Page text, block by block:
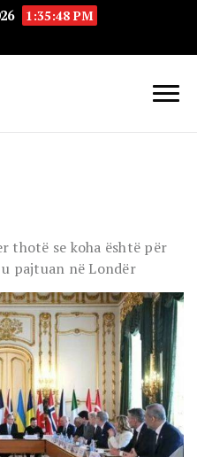
1:35:49 PM
thotë se koha është për
pajtuan në Londër